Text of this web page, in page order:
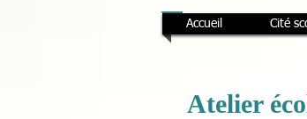
Accueil Cité
Atelier